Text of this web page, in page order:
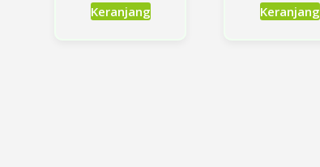
Keranjang Keranjang